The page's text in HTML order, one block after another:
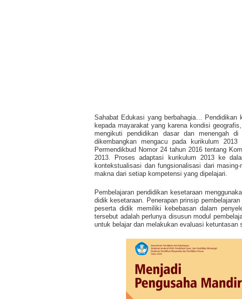
Sahabat Edukasi yang berbahagia… Pendidikan
kepada mayarakat yang karena kondisi
mengikuti pendidikan dasar dan menengah
dikembangkan mengacu pada kurikulum
Permendikbud Nomor 24 tahun 2016 tentang
2013. Proses adaptasi kurikulum 2013 ke
kontekstualisasi dan fungsionalisasi dari
makna dari setiap kompetensi yang dipelajari.
Pembelajaran pendidikan kesetaraan
didik kesetaraan. Penerapan prinsip
peserta didik memiliki kebebasan dalam
tersebut adalah perlunya disusun modul
untuk belajar dan melakukan evaluasi ketuntasan